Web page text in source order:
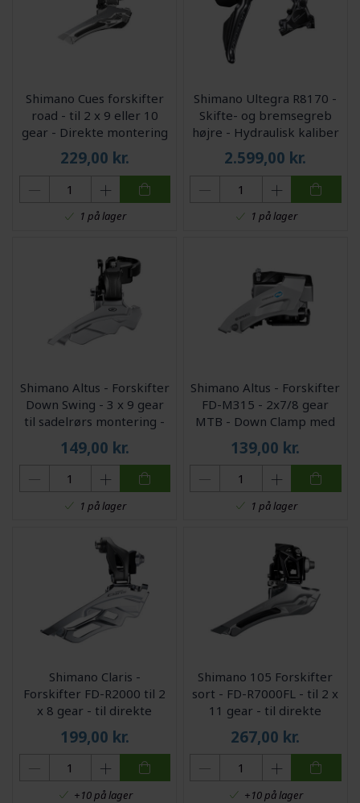
Shimano Cues forskifter
road - til 2 x 9 eller 10
gear - Direkte montering
- FD-U6030-F
229,00 kr.
1 på lager
Shimano Ultegra R8170 -
Skifte- og bremsegreb
højre - Hydraulisk kaliber
og olieslange
2.599,00 kr.
1 på lager
Shimano Altus - Forskifter
Down Swing - 3 x 9 gear
til sadelrørs montering -
63-66
149,00 kr.
1 på lager
Shimano Altus - Forskifter
FD-M315 - 2x7/8 gear
MTB - Down Clamp med
bånd - 28,6-34,9mm
139,00 kr.
1 på lager
Shimano Claris -
Forskifter FD-R2000 til 2
x 8 gear - til direkte
montering
199,00 kr.
+10 på lager
Shimano 105 Forskifter
sort - FD-R7000FL - til 2 x
11 gear - til direkte
montering
267,00 kr.
+10 på lager